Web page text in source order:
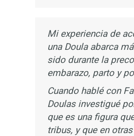
Mi experiencia de
una Doula abarca
sido durante la
embarazo, parto y
Cuando hablé con
Doulas investigué
que es una figura
tribus, y que en